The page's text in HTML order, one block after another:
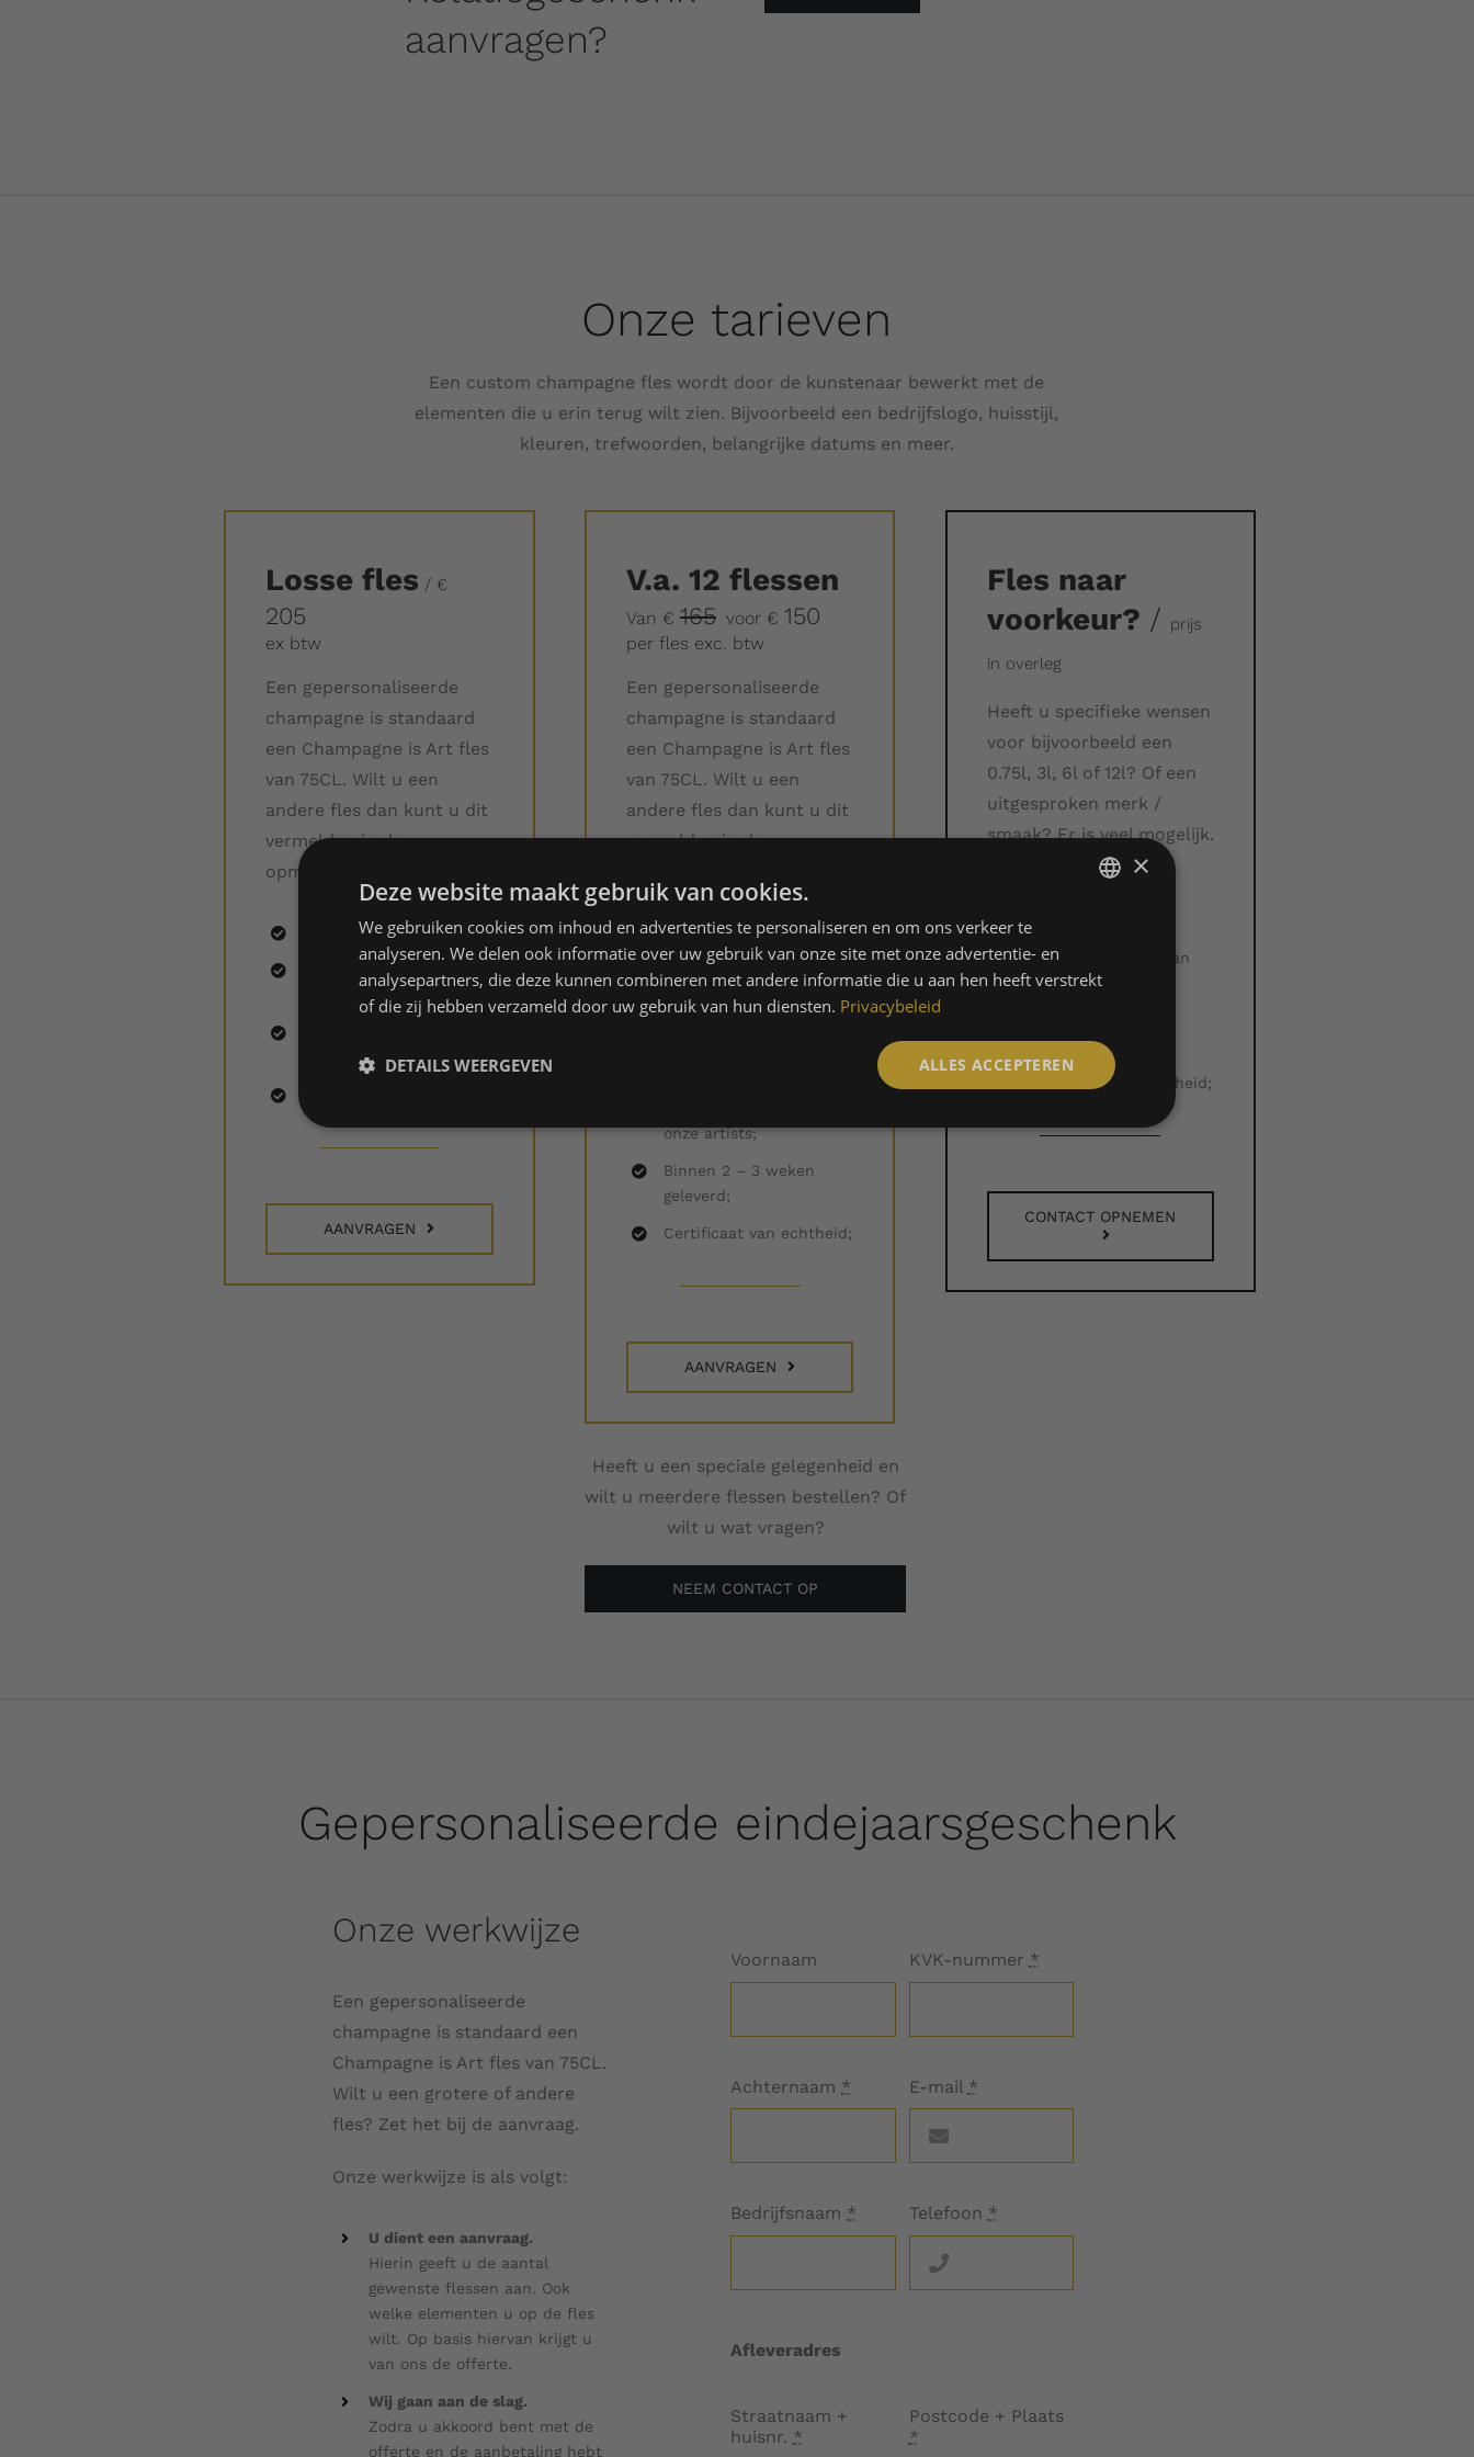
aanvragen?
Onze tarieven
Een custom champagne fles wordt door de kunstenaar bewerkt met de
elementen die u erin terug wilt zien. Bijvoorbeeld een bedrijfslogo, huisstijl,
kleuren, trefwoorden, belangrijke datums en meer.
Losse fles / €
205
ex btw
Een gepersonaliseerde
champagne is standaard
een Champagne is Art fles
van 75CL. Wilt u een
andere fles dan kunt u dit
vermelden in de
opmerking.
0,75 l fles Brut;
Bewerkt door één van
onze artists;
geleverd;
AANVRAGEN
V.a.12 flessen
Van €165 voor €150
per fles exc. btw
Een gepersonaliseerde
champagne is standaard
een Champagne is Art fles
van 75CL. Wilt u een
andere fles dan kunt u dit
vermelden in de
0,75 l fles Brut;
Mogelijkheid voor
feedback op 1 fles. De
onze artists;
Binnen 2 – 3 weken
geleverd;
Certificaat van echtheid;
AANVRAGEN
Fles naar
voorkeur? / prijs
in overleg
Heeft u specifieke wensen
voor bijvoorbeeld een
0.75l, 3l, 6l of 12l? Of een
uitgesproken merk /
smaak? Er is veel mogelijk.
voorkeur;
Bewerkt door één van
onze artists;
geleverd;
Certificaat van echtheid;
CONTACT OPNEMEN
Heeft u een speciale gelegenheid en
wilt u meerdere flessen bestellen? Of
wilt u wat vragen?
NEEM CONTACT OP
Gepersonaliseerde eindejaarsgeschenk
Onze werkwijze
Een gepersonaliseerde
champagne is standaard een
Champagne is Art fles van 75CL.
Wilt u een grotere of andere
fles? Zet het bij de aanvraag.
Onze werkwijze is als volgt:
U dient een aanvraag.
Hierin geeft u de aantal
gewenste flessen aan. Ook
welke elementen u op de fles
wilt. Op basis hiervan krijgt u
van ons de offerte.
Wij gaan aan de slag.
Zodra u akkoord bent met de
offerte en de aanbetaling hebt
Voornaam
Achternaam *
Bedrijfsnaam *
KVK-nummer *
E-mail *
Telefoon *
Afleveradres
Straatnaam +
huisnr. *
Postcode + Plaats
*
×
Deze website maakt gebruik van cookies.
We gebruiken cookies om inhoud en advertenties te personaliseren en om ons verkeer te
analyseren. We delen ook informatie over uw gebruik van onze site met onze advertentie- en
analysepartners, die deze kunnen combineren met andere informatie die u aan hen heeft verstrekt
of die zij hebben verzameld door uw gebruik van hun diensten. Privacybeleid
ALLES ACCEPTEREN
DETAILS WEERGEVEN